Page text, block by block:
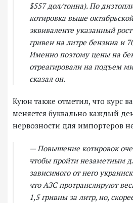
$557 дол/тонна). По
котировка выше
эквиваленте указанный
гривен на литре бензина и
Именно поэтому цены на
отреагировали на подъем
сказал он.
Куюн также отметил, что курс
меняется буквально каждый
нервозности для импортеров
— Повышение котировок
чтобы пройти незаметным
зависимого от него
что АЗС протранслируют
1,5 гривны за литр, но,